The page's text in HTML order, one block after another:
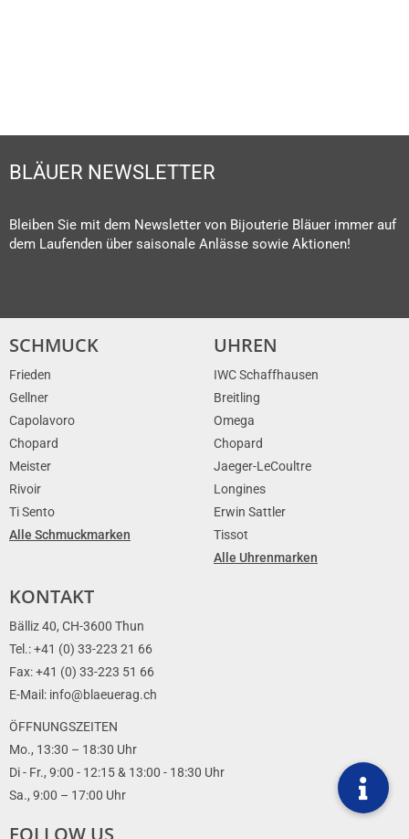
BLÄUER NEWSLETTER
Bleiben Sie mit dem Newsletter von Bijouterie Bläuer immer auf
dem Laufenden über saisonale Anlässe sowie Aktionen!
SCHMUCK
Frieden
Gellner
Capolavoro
Chopard
Meister
Rivoir
Ti Sento
Alle Schmuckmarken
UHREN
IWC Schaffhausen
Breitling
Omega
Chopard
Jaeger-LeCoultre
Longines
Erwin Sattler
Tissot
Alle Uhrenmarken
KONTAKT
Bälliz 40, CH-3600 Thun
Tel.: +41 (0) 33-223 21 66
Fax: +41 (0) 33-223 51 66
E-Mail: info@blaeuerag.ch
ÖFFNUNGSZEITEN
Mo., 13:30 – 18:30 Uhr
Di - Fr., 9:00 - 12:15 & 13:00 - 18:30 Uhr
Sa., 9:00 – 17:00 Uhr
FOLLOW US